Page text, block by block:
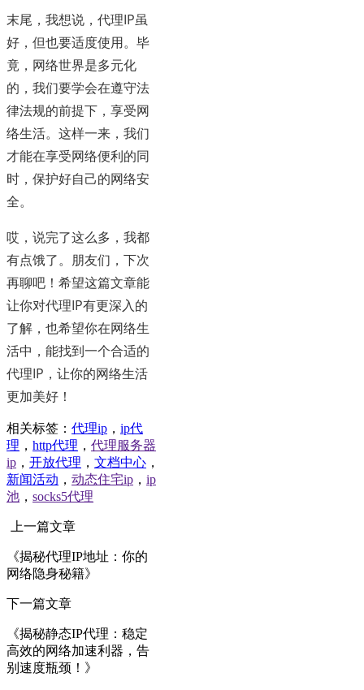
末尾，我想说，代理IP虽
好，但也要适度使用。毕
竟，网络世界是多元化
的，我们要学会在遵守法
律法规的前提下，享受网
络生活。这样一来，我们
才能在享受网络便利的同
时，保护好自己的网络安
全。
哎，说完了这么多，我都
有点饿了。朋友们，下次
再聊吧！希望这篇文章能
让你对代理IP有更深入的
了解，也希望你在网络生
活中，能找到一个合适的
代理IP，让你的网络生活
更加美好！
相关标签： 代理ip ， ip代
理 ， http代理 ， 代理服务器
ip ， 开放代理 ， 文档中心 ，
新闻活动 ， 动态住宅ip ， ip
池 ， socks5代理
上一篇文章
《揭秘代理IP地址：你的
网络隐身秘籍》
下一篇文章
《揭秘静态IP代理：稳定
高效的网络加速利器，告
别速度瓶颈！》